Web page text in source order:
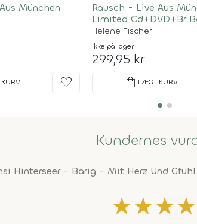
München
favorite
Rausch - Live Aus
Limited Cd+DVD+Br
Helene Fischer
Ikke på lager
299,95 kr
shopping_bag LÆG I KURV
Kundernes
Hinterseer - Bärig - Mit Herz Und
★★★★